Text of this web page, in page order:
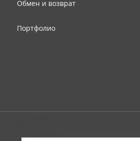
Обмен и возврат
Портфолио